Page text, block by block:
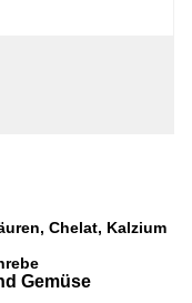
Chelat, Kalzium
Gemüse